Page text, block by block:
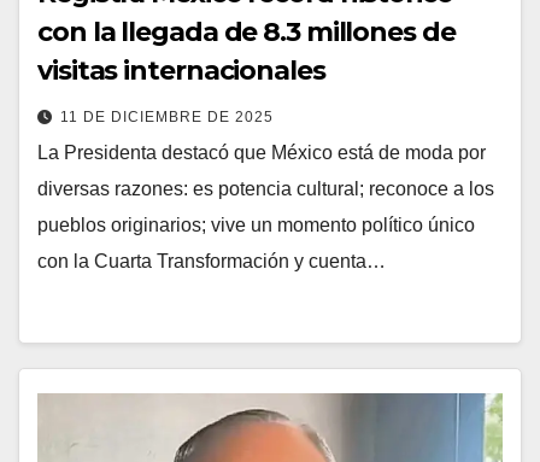
con la llegada de 8.3 millones de
visitas internacionales
11 DE DICIEMBRE DE 2025
La Presidenta destacó que México está de moda por
diversas razones: es potencia cultural; reconoce a los
pueblos originarios; vive un momento político único
con la Cuarta Transformación y cuenta…